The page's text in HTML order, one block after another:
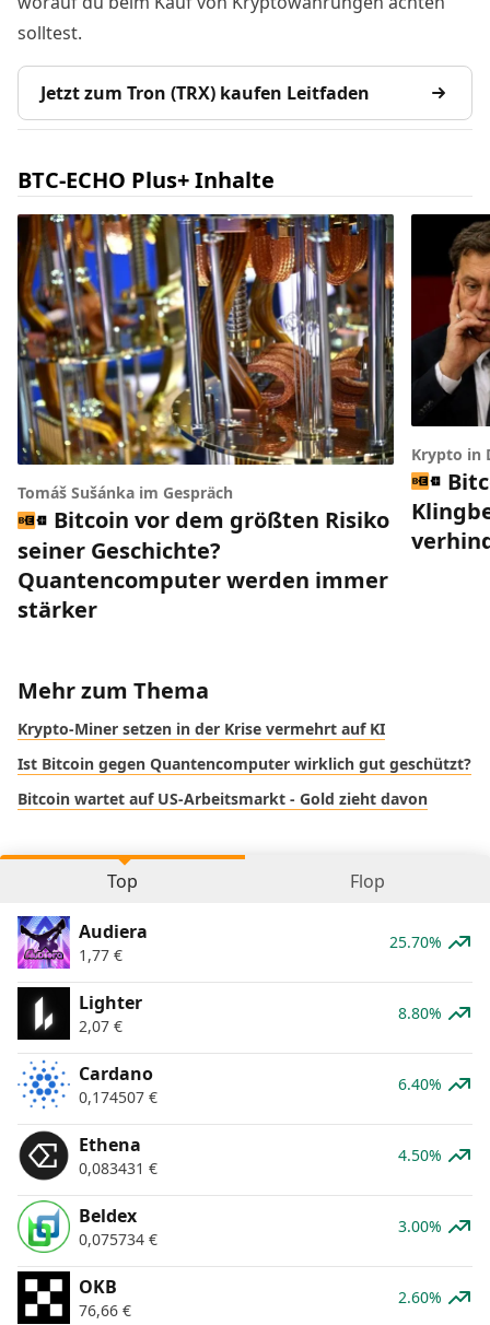
solltest.
Jetzt zum Tron (TRX) kaufen Leitfaden
BTC-ECHO Plus+ Inhalte
Tomáš Sušánka im Gespräch
Bitcoin vor dem größten Risiko
seiner Geschichte?
Quantencomputer werden immer
stärker
Krypto in
Mehr zum Thema
Krypto-Miner setzen in der Krise vermehrt auf KI
Ist Bitcoin gegen Quantencomputer wirklich gut geschützt?
Bitcoin wartet auf US-Arbeitsmarkt - Gold zieht davon
Top Flop
Audiera
1,77 €
25.70%
Lighter
2,07 €
8.80%
Cardano
0,174507 €
6.40%
Ethena
0,083431 €
4.50%
Beldex
0,075734 €
3.00%
OKB
76,66 €
2.60%